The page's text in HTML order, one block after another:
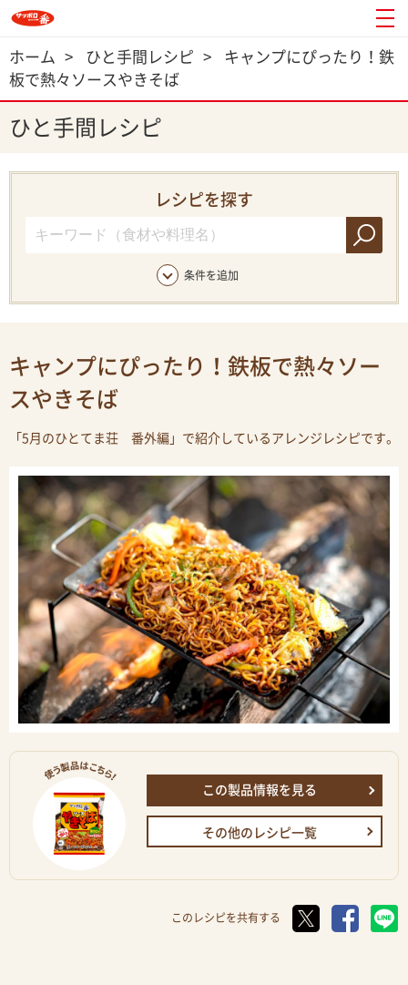
ホーム > ひと手間レシピ >
キャンプにぴったり！鉄
板で熱々ソースやきそば
ひと手間レシピ
レシピを探す
条件を追加
キャンプにぴったり！鉄板で熱々ソー
スやきそば
「5月のひとてま荘 番外編」で紹介しているアレンジレシピです。
この製品情報を見る
その他のレシピ一覧
このレシピを共有する